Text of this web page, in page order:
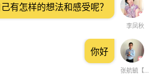
李凤秋
有怎样的想法和感受呢？
张航毓【私人心理顾问】
你好